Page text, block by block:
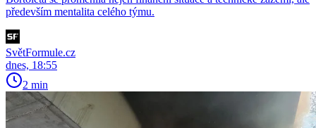
především mentalita celého týmu.
SvětFormule.cz
dnes, 18:55
2 min